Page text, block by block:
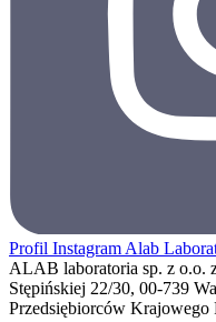
Profil Instagram Alab
ALAB laboratoria sp. z o.o.
Stępińskiej 22/30, 00-739
Przedsiębiorców Krajowego